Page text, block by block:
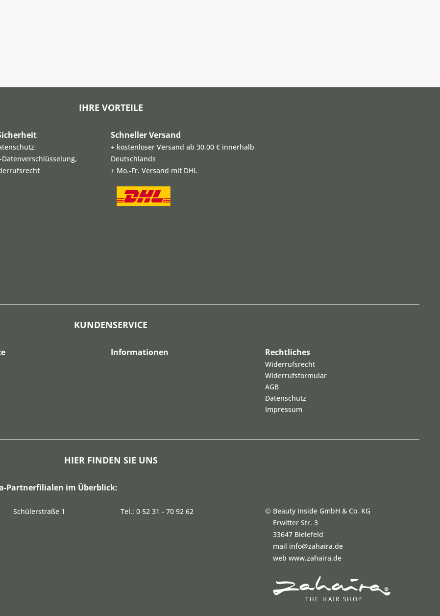
IHRE VORTEILE
Datenverschlüsselung,
Schneller Versand
+ kostenloser Versand ab 30,00 € innerhalb
Deutschlands
+ Mo.-Fr. Versand mit DHL
KUNDENSERVICE
Informationen Rechtliches
Widerrufsrecht
Widerrufsformular
AGB
Datenschutz
Impressum
HIER FINDEN SIE UNS
Partnerfilialen im Überblick:
Schülerstraße 1 Tel.: 0 52 31 - 70 92 62 © Beauty Inside GmbH & Co. KG
Erwitter Str. 3
33647 Bielefeld
mail info@zahaira.de
web www.zahaira.de